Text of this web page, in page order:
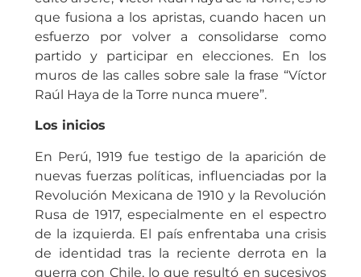
que fusiona a los apristas, cuando hacen un
esfuerzo por volver a consolidarse como
partido y participar en elecciones. En los
muros de las calles sobre sale la frase “Víctor
Raúl Haya de la Torre nunca muere”.
Los inicios
En Perú, 1919 fue testigo de la aparición de
nuevas fuerzas políticas, influenciadas por la
Revolución Mexicana de 1910 y la Revolución
Rusa de 1917, especialmente en el espectro
de la izquierda. El país enfrentaba una crisis
de identidad tras la reciente derrota en la
guerra con Chile, lo que resultó en sucesivos